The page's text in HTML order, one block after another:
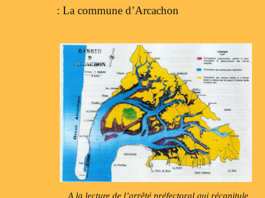
: La commune d’Arcachon
A la lecture de l’arrêté préfectoral qui récapitule